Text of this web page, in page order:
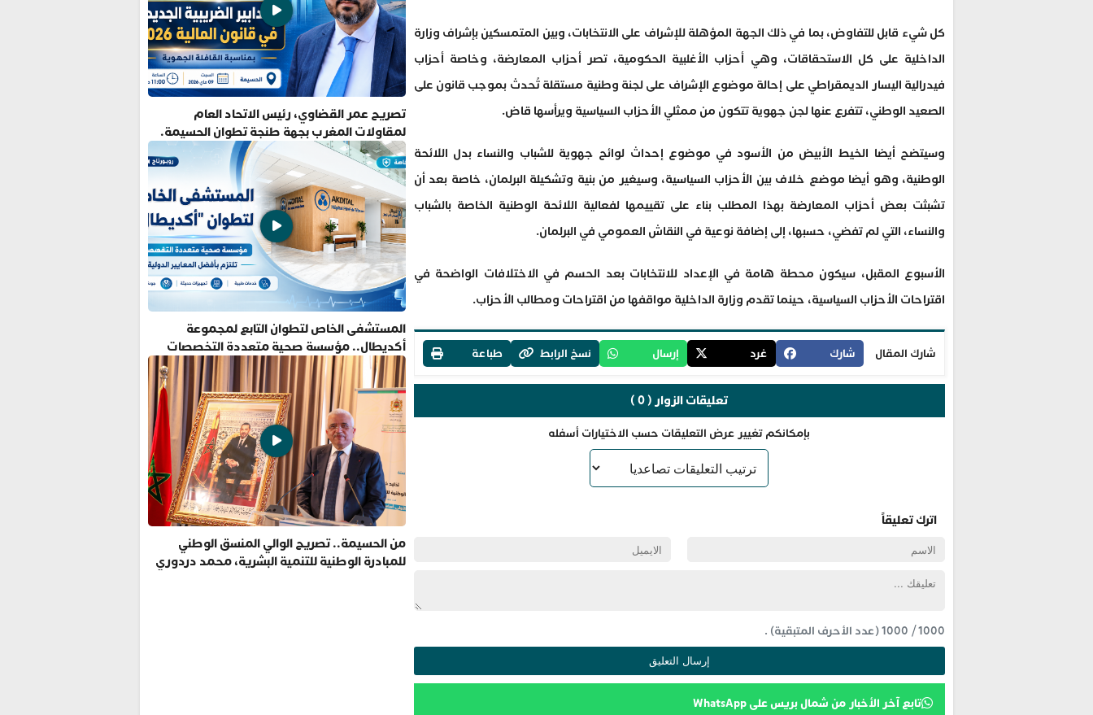
كل شيء قابل للتفاوض، بما في ذلك الجهة المؤهلة للإشراف على الانتخابات، وبين المتمسكين بإشراف وزارة
الداخلية على كل الاستحقاقات، وهي أحزاب الأغلبية الحكومية، تصر أحزاب المعارضة، وخاصة أحزاب
فيدرالية اليسار الديمقراطي على إحالة موضوع الإشراف على لجنة وطنية مستقلة تُحدث بموجب قانون على
الصعيد الوطني، تتفرع عنها لجن جهوية تتكون من ممثلي الأحزاب السياسية ويرأسها قاض.
وسيتضح أيضا الخيط الأبيض من الأسود في موضوع إحداث لوائح جهوية للشباب والنساء بدل اللائحة
الوطنية، وهو أيضا موضع خلاف بين الأحزاب السياسية، وسيغير من بنية وتشكيلة البرلمان، خاصة بعد أن
تشبثت بعض أحزاب المعارضة بهذا المطلب بناء على تقييمها لفعالية اللائحة الوطنية الخاصة بالشباب
والنساء، التي لم تفضي، حسبها، إلى إضافة نوعية في النقاش العمومي في البرلمان.
الأسبوع المقبل، سيكون محطة هامة في الإعداد للانتخابات بعد الحسم في الاختلافات الواضحة في
اقتراحات الأحزاب السياسية، حينما تقدم وزارة الداخلية مواقفها من اقتراحات ومطالب الأحزاب.
شارك المقال شارك غرد إرسال نسخ الرابط طباعة
تعليقات الزوار ( 0 )
بإمكانكم تغيير عرض التعليقات حسب الاختيارات أسفله
اترك تعليقاً
1000
/
1000(عدد الأحرف المتبقية) .
تابع آخر الأخبار من شمال بريس على WhatsApp
تصريح عمر القضاوي، رئيس الاتحاد العام
لمقاولات المغرب بجهة طنجة تطوان الحسيمة.
المستشفى الخاص لتطوان التابع لمجموعة
أكديطال.. مؤسسة صحية متعددة التخصصات
تلتزم بأفضل المعايير الدولية
من الحسيمة.. تصريح الوالي المنسق الوطني
للمبادرة الوطنية للتنمية البشرية، محمد دردوري